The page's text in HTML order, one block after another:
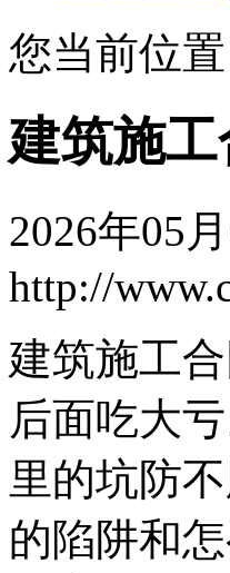
您当前位置
建筑施
2026年05
http://
建筑施工
后面吃大
里的坑防
的陷阱和